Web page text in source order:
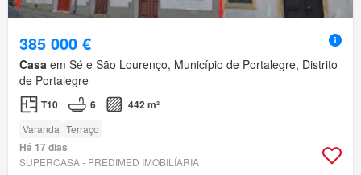
385 000 €
Casa em Sé e São Lourenço, Município de Portalegre, Distrito
de Portalegre
T10 6 442 m²
Varanda Terraço
Há 17 dias
SUPERCASA - PREDIMED IMOBILÍARIA